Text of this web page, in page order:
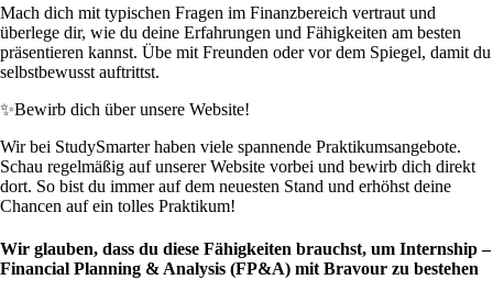
Mach dich mit typischen Fragen im Finanzbereich vertraut und
überlege dir, wie du deine Erfahrungen und Fähigkeiten am besten
präsentieren kannst. Übe mit Freunden oder vor dem Spiegel, damit du
selbstbewusst auftrittst.
✨Bewirb dich über unsere Website!
Wir bei StudySmarter haben viele spannende Praktikumsangebote.
Schau regelmäßig auf unserer Website vorbei und bewirb dich direkt
dort. So bist du immer auf dem neuesten Stand und erhöhst deine
Chancen auf ein tolles Praktikum!
Wir glauben, dass du diese Fähigkeiten brauchst, um Internship –
Financial Planning & Analysis (FP&A) mit Bravour zu bestehen